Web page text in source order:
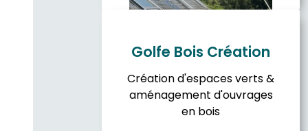
Golfe Bois Création
Création d'espaces verts &
aménagement d'ouvrages
en bois